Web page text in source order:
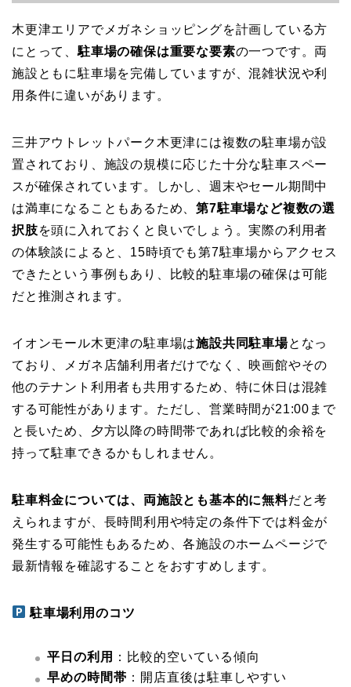
木更津エリアでメガネショッピングを計画している方
にとって、 駐車場の確保は重要な要素の一つです。両
施設ともに駐車場を完備していますが、混雑状況や利
用条件に違いがあります。
三井アウトレットパーク木更津には複数の駐車場が設
置されており、施設の規模に応じた十分な駐車スペー
スが確保されています。しかし、週末やセール期間中
は満車になることもあるため、第7駐車場など複数の選
択肢を頭に入れておくと良いでしょう。実際の利用者
の体験談によると、15時頃でも第7駐車場からアクセス
できたという事例もあり、比較的駐車場の確保は可能
だと推測されます。
イオンモール木更津の駐車場は施設共同駐車場となっ
ており、メガネ店舗利用者だけでなく、映画館やその
他のテナント利用者も共用するため、特に休日は混雑
する可能性があります。ただし、営業時間が21:00まで
と長いため、夕方以降の時間帯であれば比較的余裕を
持って駐車できるかもしれません。
駐車料金については、両施設とも基本的に無料だと考
えられますが、長時間利用や特定の条件下では料金が
発生する可能性もあるため、各施設のホームページで
最新情報を確認することをおすすめします。
駐車場利用のコツ
平日の利用
：比較的空いている傾向
早めの時間帯 ：開店直後は駐車しやすい